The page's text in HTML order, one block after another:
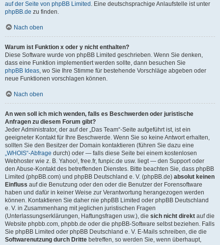
auf der Seite von phpBB Limited . Eine deutschsprachige Anlaufstelle ist unter
phpBB.de zu finden.
Nach oben
Warum ist Funktion x oder y nicht enthalten?
Diese Software wurde von phpBB Limited geschrieben. Wenn Sie denken,
dass eine Funktion implementiert werden sollte, dann besuchen Sie
phpBB Ideas, wo Sie Ihre Stimme für bestehende Vorschläge abgeben oder
neue Funktionen vorschlagen können.
Nach oben
An wen soll ich mich wenden, falls es Beschwerden oder juristische
Anfragen zu diesem Forum gibt?
Jeder Administrator, der auf der „Das Team“-Seite aufgeführt ist, ist ein
geeigneter Kontakt für Ihre Beschwerde. Wenn Sie so keine Antwort erhalten,
sollten Sie den Besitzer der Domain kontaktieren (führen Sie dazu eine
„WHOIS“-Abfrage durch) oder — falls diese Seite bei einem kostenlosen
Webhoster wie z. B. Yahoo!, free.fr, funpic.de usw. liegt — den Support oder
den Abuse-Kontakt des betreffenden Dienstes. Bitte beachten Sie, dass phpBB
Limited (phpBB.com) und phpBB Deutschland e. V. (phpBB.de) absolut keinen
Einfluss auf die Benutzung oder den oder die Benutzer der Forensoftware
haben und dafür in keiner Weise zur Verantwortung herangezogen werden
können. Kontaktieren Sie daher nie phpBB Limited oder phpBB Deutschland
e. V. in Zusammenhang mit jeglichen juristischen Fragen
(Unterlassungserklärungen, Haftungsfragen usw.), die sich nicht direkt auf die
Website phpbb.com, phpbb.de oder die phpBB-Software selbst beziehen. Falls
Sie phpBB Limited oder phpBB Deutschland e. V. E-Mails schreiben, die die
Softwarenutzung durch Dritte betreffen, so werden Sie, wenn überhaupt,